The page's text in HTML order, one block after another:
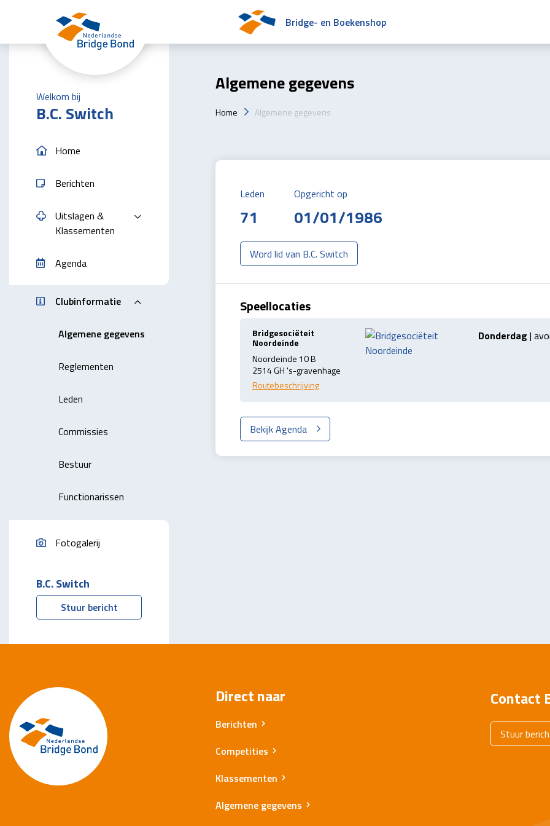
Bridge- en Boekenshop
Welkom bij
B.C. Switch
Home
Berichten
Uitslagen &
Klassementen
Agenda
Clubinformatie
Algemene gegevens
Reglementen
Leden
Commissies
Bestuur
Functionarissen
Fotogalerij
B.C. Switch
Stuur bericht
Algemene gegevens
Home Algemene gegevens
Leden
71
Opgericht op
01/01/1986
Word lid van B.C. Switch
Speellocaties
Bridgesociëteit
Noordeinde
Noordeinde 10 B
2514 GH 's-gravenhage
Routebeschrijving
Donderdag |
Bekijk Agenda
Direct naar
Berichten
Competities
Klassementen
Algemene gegevens
Contact
Stuur